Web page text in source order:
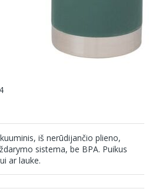
iš nerūdijančio plieno,
sistema, be BPA. Puikus
ar lauke.